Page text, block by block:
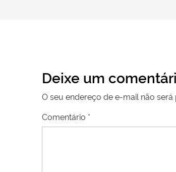
Deixe um
O seu endereço de e-mail não
Comentário *